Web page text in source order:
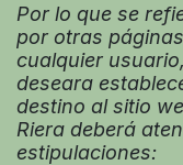
Por lo que se
por otras
cualquier
deseara
destino al sitio
Riera deberá
estipulaciones: